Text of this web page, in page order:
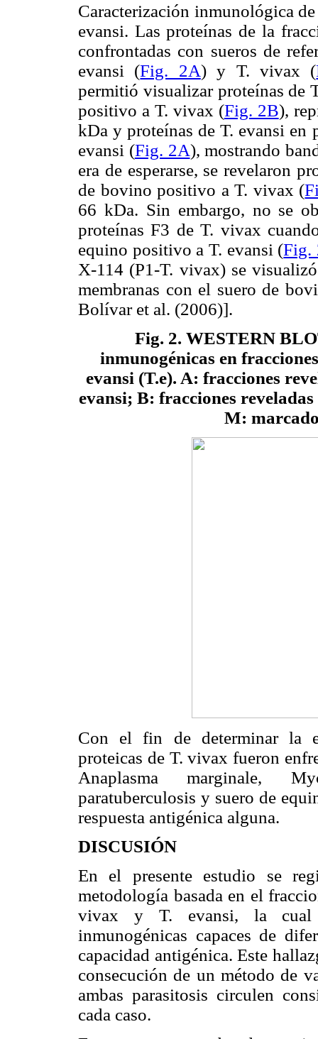
Caracterización inmunológica
evansi. Las proteínas de la
confrontadas con sueros de
evansi (Fig. 2A) y T. vivax (
permitió visualizar proteínas de
positivo a T. vivax (Fig. 2B),
kDa y proteínas de T. evansi en
evansi (Fig. 2A), mostrando
era de esperarse, se revelaron
de bovino positivo a T. vivax (
66 kDa. Sin embargo, no se
proteínas F3 de T. vivax
equino positivo a T. evansi (Fig.
X-114 (P1-T. vivax) se
membranas con el suero de
Bolívar et al. (2006)].
Fig. 2. WESTERN
inmunogénicas en
evansi (T.e). A: fracciones
evansi; B: fracciones
M:
Con el fin de determinar la
proteicas de T. vivax fueron
Anaplasma marginale,
paratuberculosis y suero de
respuesta antigénica alguna.
DISCUSIÓN
En el presente estudio se
metodología basada en el
vivax y T. evansi, la cual
inmunogénicas capaces de
capacidad antigénica. Este
consecución de un método de
ambas parasitosis circulen
cada caso.